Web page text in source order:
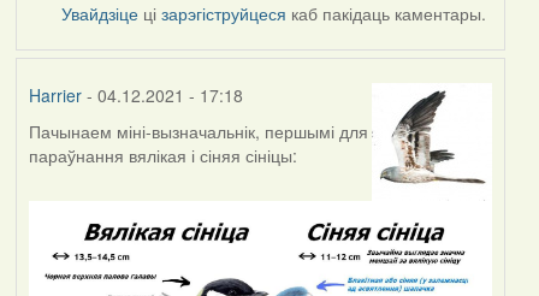
Увайдзіце цізарэгіструйцеся каб пакідаць каментары.
Harrier- 04.12.2021 - 17:18
Пачынаем міні-вызначальнік, першымі для
параўнання вялікая і сіняя сініцы: